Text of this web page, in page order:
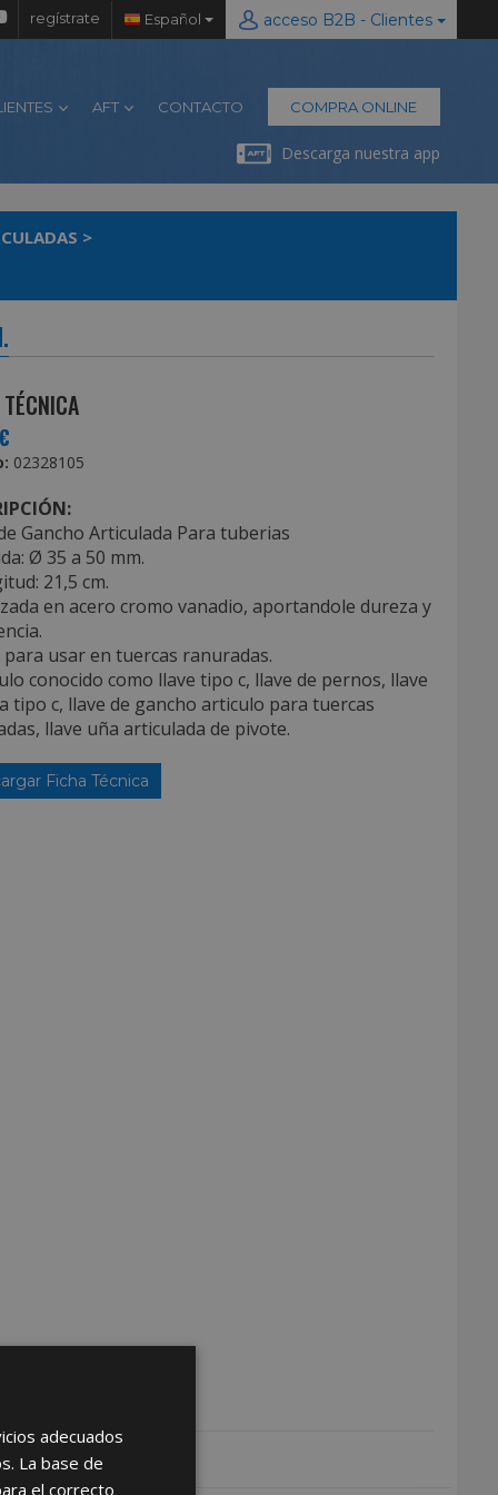
regístrate Español acceso B2B - Clientes
AFT CONTACTO COMPRA ONLINE
Descarga nuestra app
>
02328105
Gancho Articulada Para tuberias
Ø 35 a 50 mm.
21,5 cm.
en acero cromo vanadio, aportandole dureza y
para usar en tuercas ranuradas.
conocido como llave tipo c, llave de pernos, llave
tipo c, llave de gancho articulo para tuercas
llave uña articulada de pivote.
Ficha Técnica
adecuados
La base de
el correcto